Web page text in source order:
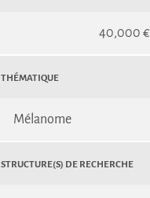
40,000 €
Thématique
Mélanome
Structure(s) de recherche